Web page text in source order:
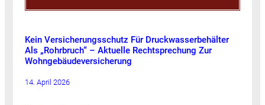
Kein Versicherungsschutz Für Druckwasserbehälter
Als „Rohrbruch“ – Aktuelle Rechtsprechung Zur
Wohngebäudeversicherung
14. April 2026